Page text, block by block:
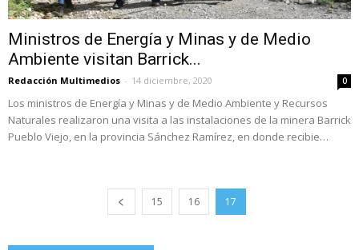
Ministros de Energía y Minas y de Medio
Ambiente visitan Barrick...
Redacción Multimedios - 14 diciembre, 2020 0
Los ministros de Energía y Minas y de Medio Ambiente y Recursos
Naturales realizaron una visita a las instalaciones de la minera Barrick
Pueblo Viejo, en la provincia Sánchez Ramírez, en donde recibie…
15 16 17